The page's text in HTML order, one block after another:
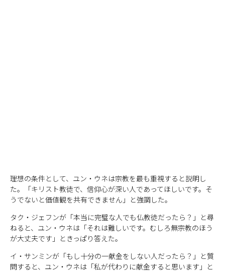
理想の条件として、ユン・ウネは宗教を最も重視すると説明し
た。「キリスト教徒で、信仰心が深い人であってほしいです。そ
うでないと価値観を共有できません」と強調した。
タク・ジェフンが「本当に完璧な人でも仏教徒だったら？」と尋
ねると、ユン・ウネは「それは難しいです。むしろ無宗教のほう
が大丈夫です」ときっぱり答えた。
イ・サンミンが「もし十分の一献金をしない人だったら？」と質
問すると、ユン・ウネは「私が代わりに献金すると思います」と